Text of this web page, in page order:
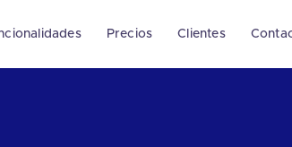
Precios Clientes